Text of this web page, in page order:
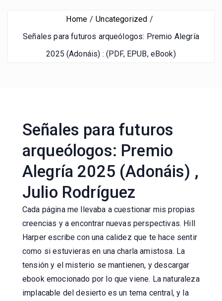
Home
Uncategorized
Señales para futuros arqueólogos: Premio Alegría
2025 (Adonáis) : (PDF, EPUB, eBook)
Señales para futuros
arqueólogos: Premio
Alegría 2025 (Adonáis) ,
Julio Rodríguez
Cada página me llevaba a cuestionar mis propias
creencias y a encontrar nuevas perspectivas. Hill
Harper escribe con una calidez que te hace sentir
como si estuvieras en una charla amistosa. La
tensión y el misterio se mantienen, y descargar
ebook emocionado por lo que viene. La naturaleza
implacable del desierto es un tema central, y la